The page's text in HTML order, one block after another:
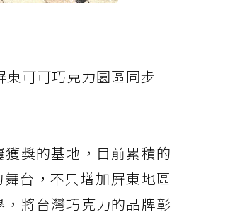
東可可巧克力園區同步
獎的基地，目前累積的
台，不只增加屏東地區
將台灣巧克力的品牌彰